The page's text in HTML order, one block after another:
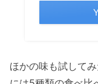
ほかの味も試して